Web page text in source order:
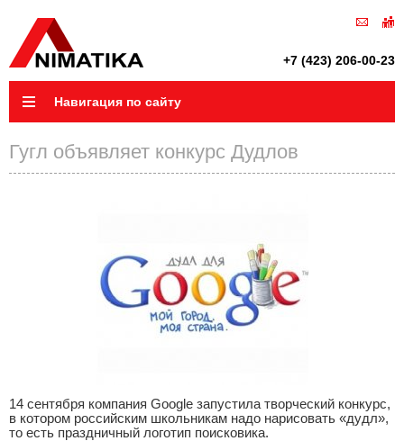
+7 (423) 206-00-23
Навигация по сайту
Гугл объявляет конкурс Дудлов
14 сентября компания Google запустила творческий конкурс,
в котором российским школьникам надо нарисовать «дудл»,
то есть праздничный логотип поисковика.